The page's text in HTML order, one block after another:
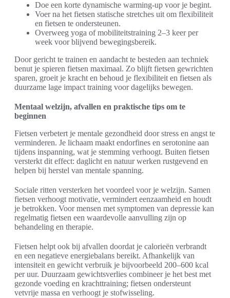
Doe een korte dynamische warming-up voor je begint.
Voer na het fietsen statische stretches uit om flexibiliteit
en fietsen te ondersteunen.
Overweeg yoga of mobiliteitstraining 2–3 keer per
week voor blijvend bewegingsbereik.
Door gericht te trainen en aandacht te besteden aan techniek
benut je spieren fietsen maximaal. Zo blijft fietsen gewrichten
sparen, groeit je kracht en behoud je flexibiliteit en fietsen als
duurzame lage impact training voor dagelijks bewegen.
Mentaal welzijn, afvallen en praktische tips om te
beginnen
Fietsen verbetert je mentale gezondheid door stress en angst te
verminderen. Je lichaam maakt endorfines en serotonine aan
tijdens inspanning, wat je stemming verhoogt. Buiten fietsen
versterkt dit effect: daglicht en natuur werken rustgevend en
helpen bij herstel van mentale spanning.
Sociale ritten versterken het voordeel voor je welzijn. Samen
fietsen verhoogt motivatie, vermindert eenzaamheid en houdt
je betrokken. Voor mensen met symptomen van depressie kan
regelmatig fietsen een waardevolle aanvulling zijn op
behandeling en therapie.
Fietsen helpt ook bij afvallen doordat je calorieën verbrandt
en een negatieve energiebalans bereikt. Afhankelijk van
intensiteit en gewicht verbruik je bijvoorbeeld 200–600 kcal
per uur. Duurzaam gewichtsverlies combineer je het best met
gezonde voeding en krachttraining; fietsen ondersteunt
vetvrije massa en verhoogt je stofwisseling.